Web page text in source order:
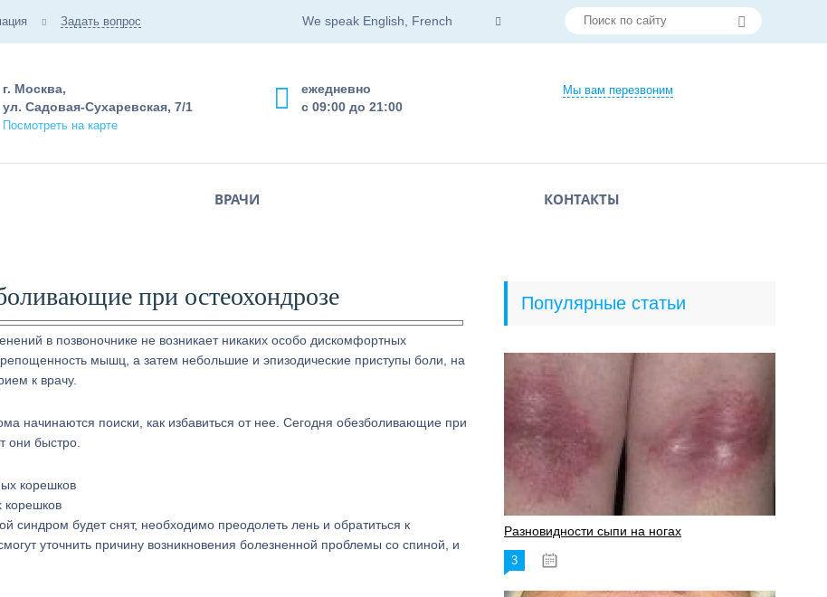
Задать вопрос We speak English, French
Мы вам перезвоним
ежедневно
с 09:00 до 21:00
г. Москва,
ул. Садовая-Сухаревская, 7/1
Посмотреть на карте
ВРАЧИ КОНТАКТЫ
при остеохондрозе
в позвоночнике не возникает никаких особо дискомфортных
мышц, а затем небольшие и эпизодические приступы боли, на
к врачу.
начинаются поиски, как избавиться от нее. Сегодня обезболивающие при
они быстро.
корешков
синдром будет снят, необходимо преодолеть лень и обратиться к
уточнить причину возникновения болезненной проблемы со спиной, и
Популярные статьи
Разновидности сыпи на ногах
3